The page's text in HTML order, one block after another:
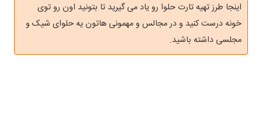
اینجا طرز تهیه تارت حلوا رو یاد می گیرید تا بتونید اون رو توی
خونه درست کنید و در مجالس و مهمونی هاتون یه حلوای شیک و
مجلسی داشته باشید.